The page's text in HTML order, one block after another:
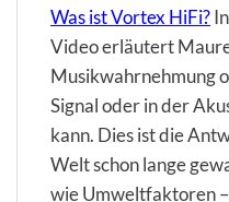
Was ist Vortex HiFi?
Video erläutert
Musikwahrnehmung
Signal oder in der
kann. Dies ist die
Welt schon lange
wie Umweltfaktoren